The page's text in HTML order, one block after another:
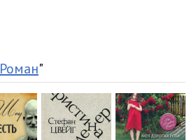
24:54
25:24
Роман"